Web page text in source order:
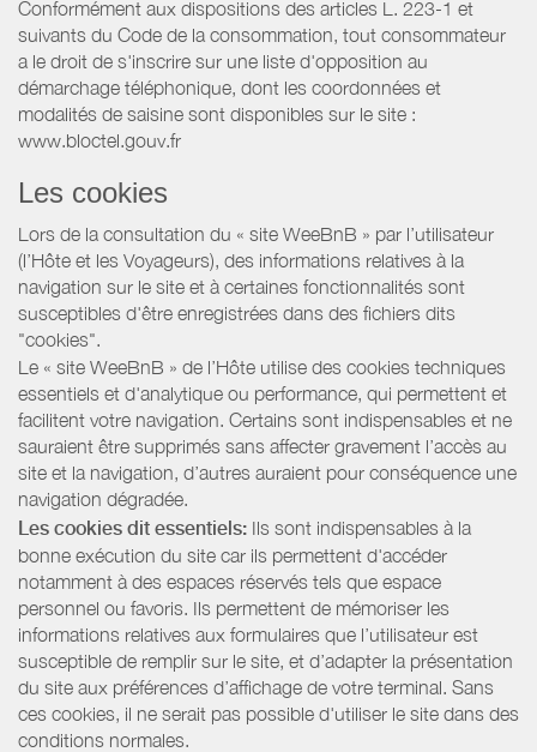
Conformément aux dispositions des articles L. 223-1 et
suivants du Code de la consommation, tout consommateur
a le droit de s'inscrire sur une liste d'opposition au
démarchage téléphonique, dont les coordonnées et
modalités de saisine sont disponibles sur le site :
www.bloctel.gouv.fr
Les cookies
Lors de la consultation du « site WeeBnB » par l’utilisateur
(l’Hôte et les Voyageurs), des informations relatives à la
navigation sur le site et à certaines fonctionnalités sont
susceptibles d'être enregistrées dans des fichiers dits
"cookies".
Le « site WeeBnB » de l’Hôte utilise des cookies techniques
essentiels et d'analytique ou performance, qui permettent et
facilitent votre navigation. Certains sont indispensables et ne
sauraient être supprimés sans affecter gravement l’accès au
site et la navigation, d’autres auraient pour conséquence une
navigation dégradée.
Les cookies dit essentiels: Ils sont indispensables à la
bonne exécution du site car ils permettent d'accéder
notamment à des espaces réservés tels que espace
personnel ou favoris. Ils permettent de mémoriser les
informations relatives aux formulaires que l’utilisateur est
susceptible de remplir sur le site, et d’adapter la présentation
du site aux préférences d’affichage de votre terminal. Sans
ces cookies, il ne serait pas possible d'utiliser le site dans des
conditions normales.